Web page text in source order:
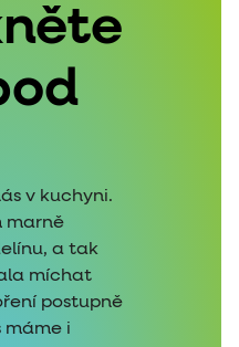
v kuchyni.
marně
a tak
míchat
postupně
máme i